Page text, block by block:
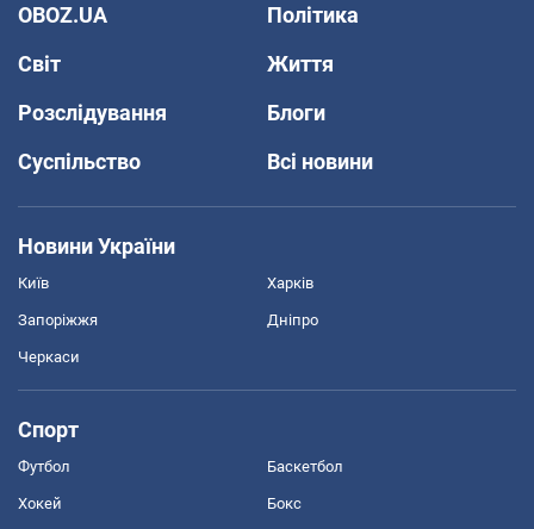
OBOZ.UA
Політика
Світ
Життя
Розслідування
Блоги
Суспільство
Всі новини
Новини України
Київ Харків
Запоріжжя Дніпро
Черкаси
Спорт
Футбол Баскетбол
Хокей Бокс